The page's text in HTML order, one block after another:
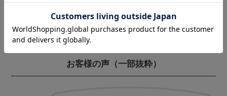
お客様の声（一部抜粋）